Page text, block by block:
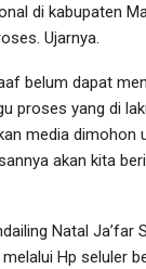
di kabupaten
Ujarnya.
belum dapat
proses yang di
media dimohon
akan kita
Natal Ja’far
Hp seluler